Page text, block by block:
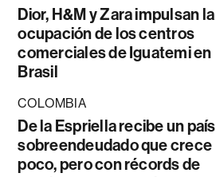
Dior, H&M y Zara impulsan la
ocupación de los centros
comerciales de Iguatemi en
Brasil
COLOMBIA
De la Espriella recibe un país
sobreendeudado que crece
poco, pero con récords de